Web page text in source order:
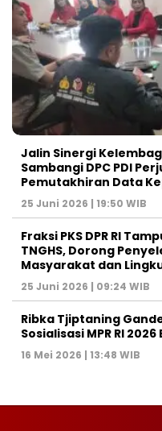
Jalin Sinergi
Sambangi DPC PDI
Pemutakhiran Data
25 Juni 2026 | 19:50 WIB
‎Fraksi PKS DPR RI
TNGHS, Dorong
Masyarakat dan
25 Juni 2026 | 09:24 WIB
Ribka Tjiptaning
Sosialisasi MPR RI
16 Mei 2026 | 13:48 WIB